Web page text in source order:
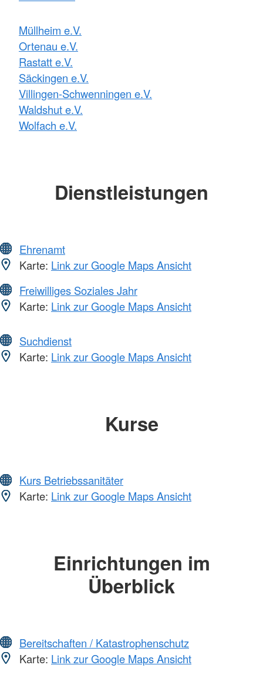
Müllheim e.V.
Ortenau e.V.
Rastatt e.V.
Säckingen e.V.
Villingen-Schwenningen e.V.
Waldshut e.V.
Wolfach e.V.
Dienstleistungen
Ehrenamt
Karte: Link zur Google Maps Ansicht
Freiwilliges Soziales Jahr
Karte: Link zur Google Maps Ansicht
Suchdienst
Karte: Link zur Google Maps Ansicht
Kurse
Kurs Betriebssanitäter
Karte: Link zur Google Maps Ansicht
Einrichtungen im
Überblick
Bereitschaften / Katastrophenschutz
Karte: Link zur Google Maps Ansicht